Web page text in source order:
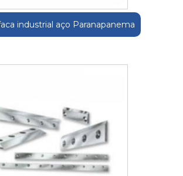
industrial aço Paranapanema